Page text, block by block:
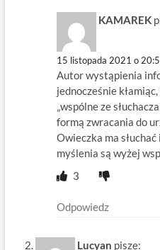
KAMAREK
15 listopada 2021 o
Autor wystąpienia
jednocześnie
„wspólne ze
formą zwracania do
Owieczka ma
myślenia są wyżej
3
Odpowiedz
Lucyan pisze: